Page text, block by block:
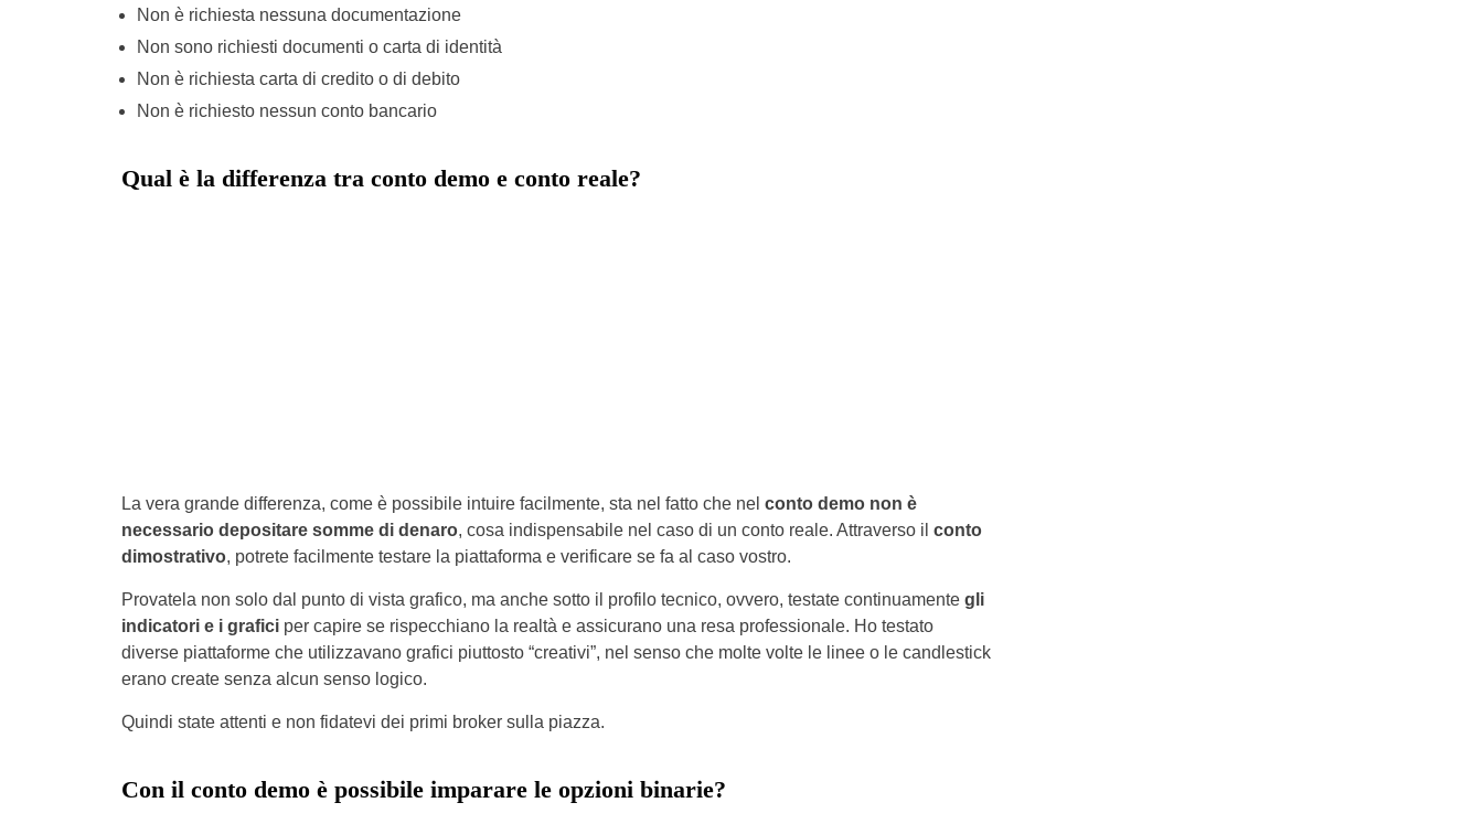
Non è richiesta nessuna documentazione
Non sono richiesti documenti o carta di identità
Non è richiesta carta di credito o di debito
Non è richiesto nessun conto bancario
Qual è la differenza tra conto demo e conto reale?
La vera grande differenza, come è possibile intuire facilmente, sta nel fatto che nel conto demo non è
necessario depositare somme di denaro, cosa indispensabile nel caso di un conto reale. Attraverso il conto
dimostrativo, potrete facilmente testare la piattaforma e verificare se fa al caso vostro.
Provatela non solo dal punto di vista grafico, ma anche sotto il profilo tecnico, ovvero, testate continuamente gli
indicatori e i graficiper capire se rispecchiano la realtà e assicurano una resa professionale. Ho testato
diverse piattaforme che utilizzavano grafici piuttosto “creativi”, nel senso che molte volte le linee o le candlestick
erano create senza alcun senso logico.
Quindi state attenti e non fidatevi dei primi broker sulla piazza.
Con il conto demo è possibile imparare le opzioni binarie?